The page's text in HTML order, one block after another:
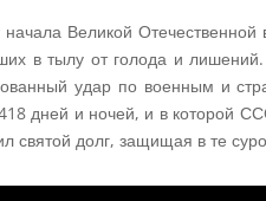
Великой Отечественной
в тылу от голода и
удар по военным и
дней и ночей, и в которой
святой долг, защищая в те